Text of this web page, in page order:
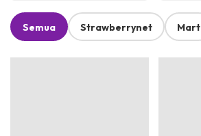
Semua Strawberrynet Mart